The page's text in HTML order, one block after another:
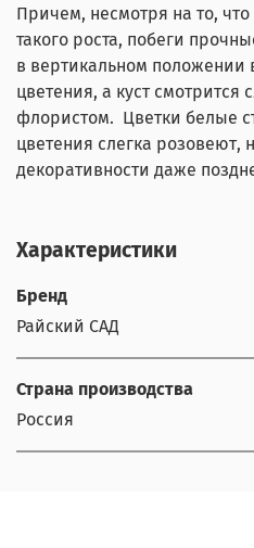
Причем, несмотря на то,
такого роста, побеги
в вертикальном положении
цветения, а куст смотрится
флористом. Цветки белые
цветения слегка розовеют,
декоративности даже
Характеристики
Бренд
Райский САД
Страна производства
Россия